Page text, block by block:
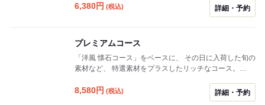
す。 ●飲み放題 2時間 2,750円もご用意しておりま
6,380円 (税込) 詳細・予約
プレミアムコース
「洋風 懐石コース」をベースに、 その日に入荷した旬の
素材など、 特選素材をプラスしたリッチなコース。
お得なコースです。 お料理は大皿での取り分けでなく、
お一人様ずつの盛り付けでご提供いたします。 ●飲み放
8,580円 (税込) 詳細・予約